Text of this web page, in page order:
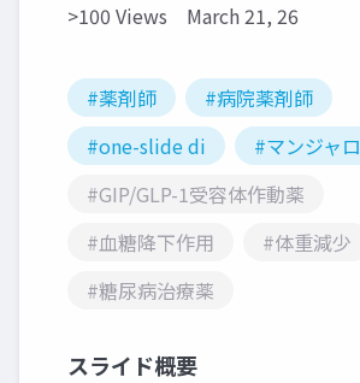
>100 Views March 21, 26
#薬剤師
#病院薬剤師
#one-slide di
#マンジャロ
#GIP/GLP-1受容体作動薬
#血糖降下作用
#体重減少
#糖尿病治療薬
スライド概要